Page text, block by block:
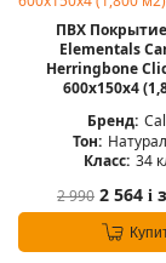
ПВХ
Elementals
Herringbone
600x150x4
Бренд:
Тон:
Класс: 34
2 990 2 564 i